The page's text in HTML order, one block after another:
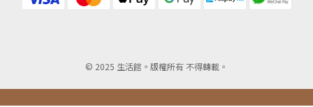
© 2025 生活館。版權所有 不得轉載。